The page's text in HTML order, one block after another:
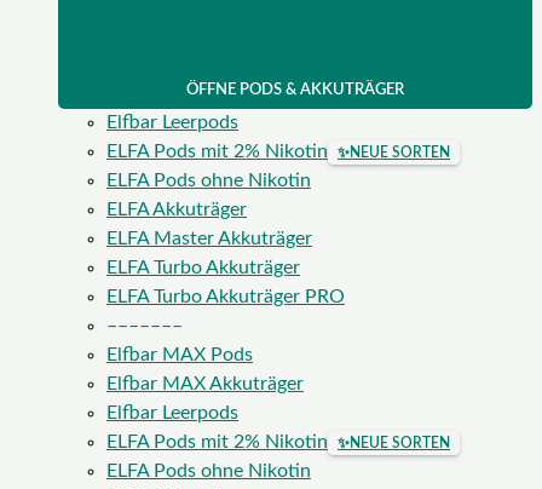
ÖFFNE PODS & AKKUTRÄGER
Elfbar Leerpods
ELFA Pods mit 2% Nikotin
✨NEUE SORTEN
ELFA Pods ohne Nikotin
ELFA Akkuträger
ELFA Master Akkuträger
ELFA Turbo Akkuträger
ELFA Turbo Akkuträger PRO
–––––––
Elfbar MAX Pods
Elfbar MAX Akkuträger
Elfbar Leerpods
ELFA Pods mit 2% Nikotin
✨NEUE SORTEN
ELFA Pods ohne Nikotin